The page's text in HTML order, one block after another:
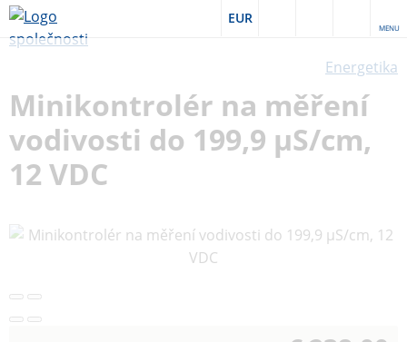
EUR
MENU
Energetika
Minikontrolér na měření
vodivosti do 199,9 µS/cm,
12 VDC